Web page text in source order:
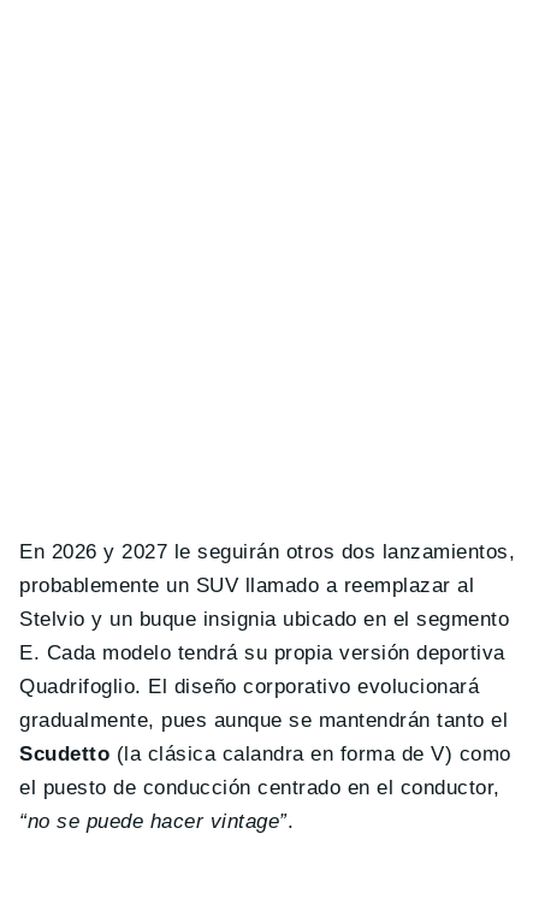
En 2026 y 2027 le seguirán otros dos lanzamientos,
probablemente un SUV llamado a reemplazar al
Stelvio y un buque insignia ubicado en el segmento
E. Cada modelo tendrá su propia versión deportiva
Quadrifoglio. El diseño corporativo evolucionará
gradualmente, pues aunque se mantendrán tanto el
Scudetto (la clásica calandra en forma de V) como
el puesto de conducción centrado en el conductor,
“no se puede hacer vintage”.